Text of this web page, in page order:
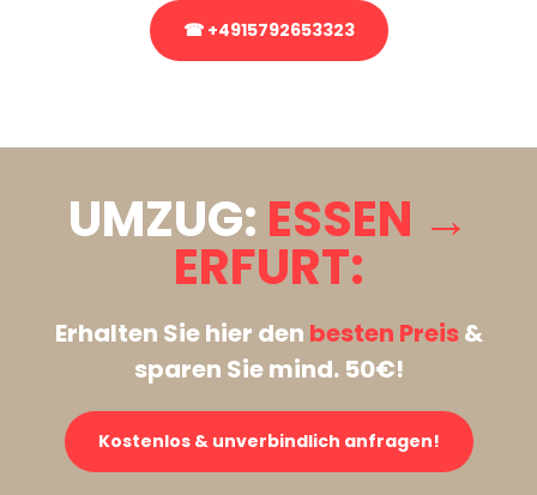
☎ +4915792653323
UMZUG: ESSEN →
ERFURT:
Erhalten Sie hier den besten Preis&
sparen Sie mind. 50€!
Kostenlos & unverbindlich anfragen!